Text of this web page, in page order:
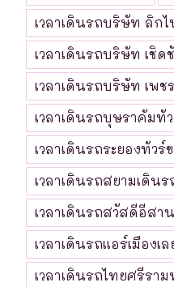
เวลาเดินรถบริษัท ลิก
เวลาเดินรถบริษัท เชิด
เวลาเดินรถบริษัท เพช
เวลาเดินรถบุษราคัมทั
เวลาเดินรถระยองทัวร์
เวลาเดินรถสยามเดินร
เวลาเดินรถสวัสดีอีสาน
เวลาเดินรถแอร์เมืองเล
เวลาเดินรถไทยศรีราม